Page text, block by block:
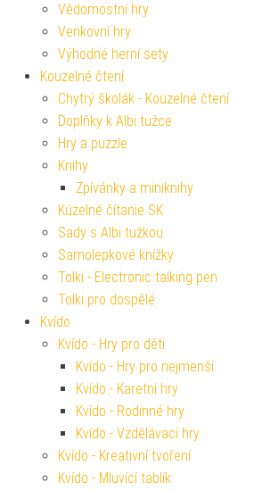
Vědomostní hry
Venkovní hry
Výhodné herní sety
Kouzelné čtení
Chytrý školák - Kouzelné čtení
Doplňky k Albi tužce
Hry a puzzle
Knihy
Zpívánky a miniknihy
Kúzelné čítanie SK
Sady s Albi tužkou
Samolepkové knížky
Tolki - Electronic talking pen
Tolki pro dospělé
Kvído
Kvído - Hry pro děti
Kvído - Hry pro nejmenší
Kvído - Karetní hry
Kvído - Rodinné hry
Kvído - Vzdělávací hry
Kvído - Kreativní tvoření
Kvído - Mluvící tablík